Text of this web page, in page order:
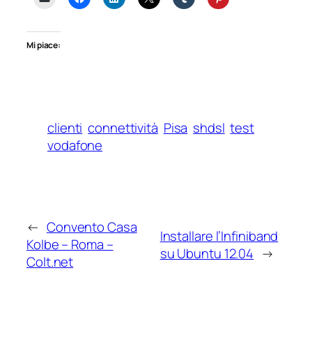
Mi piace:
clienti connettività Pisa shdsl test
vodafone
← Convento Casa
Kolbe – Roma –
Colt.net
Installare l’Infiniband
su Ubuntu 12.04 →